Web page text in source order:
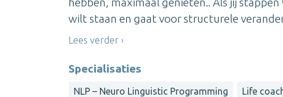
wilt staan en gaat voor structurele
Lees verder
Specialisaties
NLP – Neuro Linguistic Programming Life